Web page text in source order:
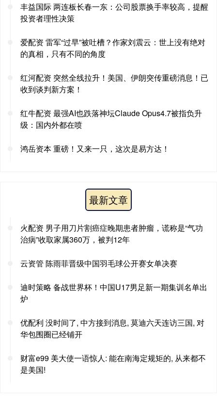
丰益国际 两连板长春一东：公司股票换手率较高，提醒
投资者理性决策
爱配资 雷军“过早”被吐槽？作家刘震云：世上没有绝对
的真相，只有不同的角度
红河配资 突然全线拉升！美国、伊朗突传重磅消息！已
收到谈判新方案！
红牛配资 最强AI也跌落神坛Claude Opus4.7被指负升
级：国内外都在喷
鸿岳资本 重磅！又来一只，这次是易方达！
最新文章
火配资 男子用刀片割癌症晚期患者肿瘤，谎称是“气功
治病”收取家属360万，被判12年
云资管 陈雨菲晋级中国羽毛球公开赛女单决赛
迪时策略 备战世界杯！中国U17男足新一期集训名单出
炉
优配利 没时间了, 中方接到消息, 莫迪六天连访三国, 对
华包围圈已经铺开
财富e99 美大使一语惊人: 能在南海定规矩的, 从来都不
是美国!